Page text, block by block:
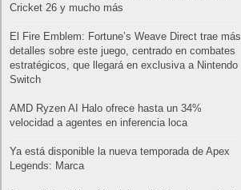
Cricket 26 y mucho más
El Fire Emblem: Fortune’s Weave Direct trae más
detalles sobre este juego, centrado en combates
estratégicos, que llegará en exclusiva a Nintendo
Switch
AMD Ryzen AI Halo ofrece hasta un 34%
velocidad a agentes en inferencia loca
Ya está disponible la nueva temporada de Apex
Legends: Marca